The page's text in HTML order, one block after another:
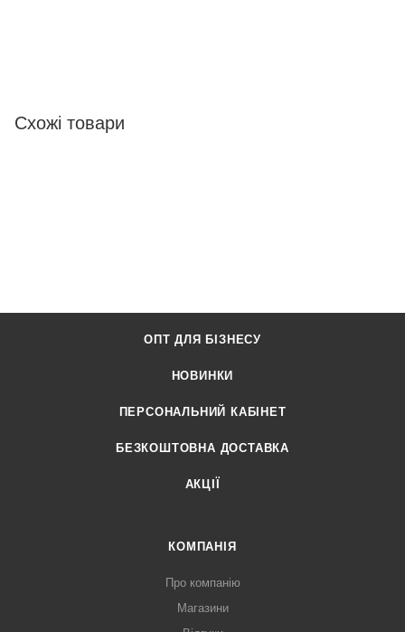
Схожі товари
ОПТ ДЛЯ БІЗНЕСУ
НОВИНКИ
ПЕРСОНАЛЬНИЙ КАБІНЕТ
БЕЗКОШТОВНА ДОСТАВКА
АКЦІЇ
КОМПАНІЯ
Про компанію
Магазини